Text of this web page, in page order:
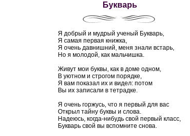
Букварь
Я добрый и мудрый ученый Букварь,
Я самая первая книжка,
Я очень давнишний, меня знали встарь,
Но я молодой, как мальчишка.
Живут мои буквы, как в доме одном,
В уютном и строгом порядке,
Я вам показал их и видел: потом
Вы их записали в тетрадке.
Я очень горжусь, что я первый для вас
Открыл тайну буквы и слова.
Надеюсь, когда-нибудь свой первый класс,
Букварь свой вы вспомните снова.